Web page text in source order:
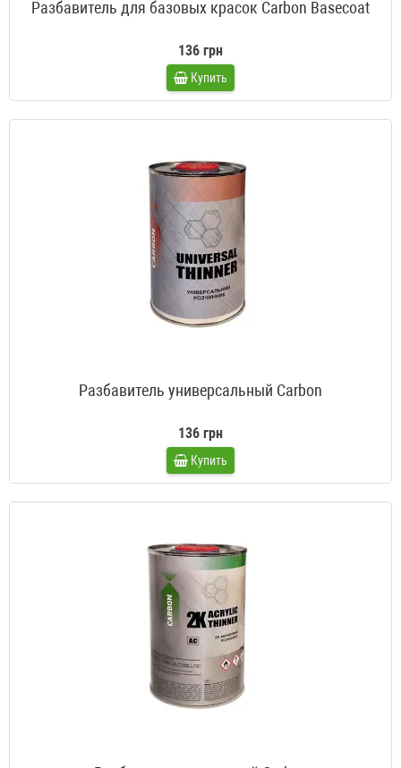
Разбавитель для базовых красок Carbon Basecoat
136 грн
Купить
Разбавитель универсальный Carbon
136 грн
Купить